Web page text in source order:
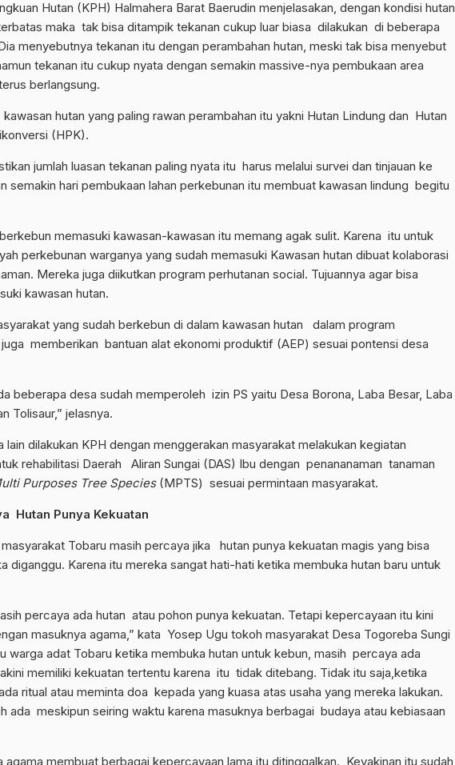
Hutan (KPH) Halmahera Barat Baerudin menjelasakan, dengan kondisi hutan
maka tak bisa ditampik tekanan cukup luar biasa dilakukan di beberapa
menyebutnya tekanan itu dengan perambahan hutan, meski tak bisa menyebut
tekanan itu cukup nyata dengan semakin massive-nya pembukaan area
berlangsung.
kawasan hutan yang paling rawan perambahan itu yakni Hutan Lindung dan Hutan
(HPK).
jumlah luasan tekanan paling nyata itu harus melalui survei dan tinjauan ke
semakin hari pembukaan lahan perkebunan itu membuat kawasan lindung begitu
memasuki kawasan-kawasan itu memang agak sulit. Karena itu untuk
perkebunan warganya yang sudah memasuki Kawasan hutan dibuat kolaborasi
Mereka juga diikutkan program perhutanan social. Tujuannya agar bisa
kawasan hutan.
yang sudah berkebun di dalam kawasan hutan dalam program
juga memberikan bantuan alat ekonomi produktif (AEP) sesuai pontensi desa
beberapa desa sudah memperoleh izin PS yaitu Desa Borona, Laba Besar, Laba
Tolisaur,” jelasnya.
lain dilakukan KPH dengan menggerakan masyarakat melakukan kegiatan
rehabilitasi Daerah Aliran Sungai (DAS) Ibu dengan penananaman tanaman
Purposes Tree Species(MPTS) sesuai permintaan masyarakat.
Hutan Punya Kekuatan
Tobaru masih percaya jika hutan punya kekuatan magis yang bisa
diganggu. Karena itu mereka sangat hati-hati ketika membuka hutan baru untuk
percaya ada hutan atau pohon punya kekuatan. Tetapi kepercayaan itu kini
masuknya agama,” kata Yosep Ugu tokoh masyarakat Desa Togoreba Sungi
warga adat Tobaru ketika membuka hutan untuk kebun, masih percaya ada
memiliki kekuatan tertentu karena itu tidak ditebang. Tidak itu saja,ketika
ritual atau meminta doa kepada yang kuasa atas usaha yang mereka lakukan.
ada meskipun seiring waktu karena masuknya berbagai budaya atau kebiasaan
agama membuat berbagai kepercayaan lama itu ditinggalkan. Keyakinan itu sudah